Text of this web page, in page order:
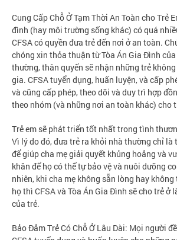
Cung Cấp Chỗ Ở Tạm Thời An Toàn cho Trẻ
đình (hay môi trường sống khác) có quá
CFSA có quyền đưa trẻ đến nơi ở an toàn.
chóng xin thỏa thuận từ Tòa Án Gia Đình
thường, thân quyến sẽ nhận những trẻ
gia. CFSA tuyển dụng, huấn luyện, và cấp
và cũng cấp phép, theo dõi và duy trì hợp
theo nhóm (và những nơi an toàn khác) cho
Trẻ em sẽ phát triển tốt nhất trong tình
Vì lý do đó, đưa trẻ ra khỏi nhà thường chỉ
để giúp cha mẹ giải quyết khủng hoảng và
khăn để họ có thể tự bảo vệ và nuôi dưỡng
nhiên, khi cha mẹ không sẵn lòng hay không
họ thì CFSA và Tòa Án Gia Đình sẽ cho trẻ ở
của trẻ.
Bảo Đảm Trẻ Có Chỗ Ở Lâu Dài: Mọi người